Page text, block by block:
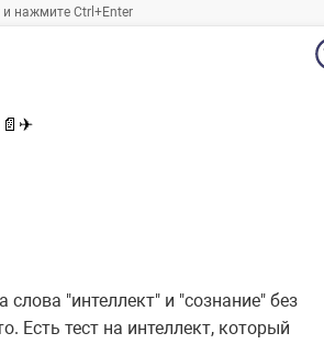
нажмите Ctrl+Enter
📄 ✈
"интеллект" и "сознание" без
Есть тест на интеллект, который